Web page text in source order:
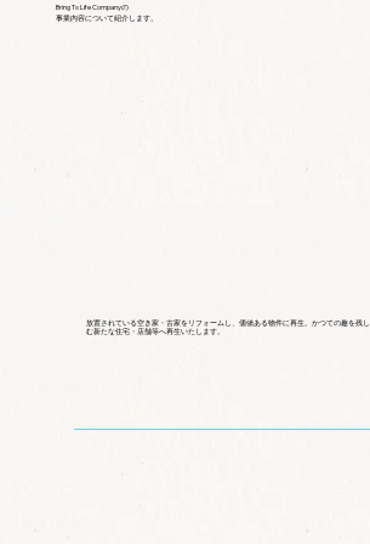
放置されている空き家・古家をリフォームし、価値ある物件に再生。かつての趣を残
む新たな住宅・店舗等へ再生いたします。
Bring To Life Companyの
事業内容について紹介します。